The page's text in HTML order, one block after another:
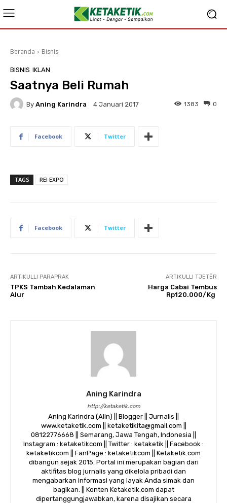
Beranda Bisnis
BISNIS IKLAN
Saatnya Beli Rumah
By Aning Karindra 4 Januari 2017 0
1383
Facebook Twitter
TAGS REI EXPO
Facebook Twitter
ARTIKULLI PARAPRAK
TPKS Tambah Kedalaman
Alur
ARTIKULLI TJETËR
Harga Cabai Tembus
Rp120.000/Kg
Aning Karindra
http://ketaketik.com
Aning Karindra (Alin) || Blogger || Jurnalis ||
www.ketaketik.com || ketaketikita@gmail.com ||
08122776668 || Semarang, Jawa Tengah, Indonesia ||
Instagram : ketaketikcom || Twitter : ketaketik || Facebook :
ketaketikcom || FanPage : ketaketikcom || Ketaketik.com
dibangun sejak 2015. Portal ini merupakan bagian dari
aktifitas blog jurnalis yang dikelola pribadi dan
mengabarkan informasi yang layak Anda simak dan
bagikan. || Konten Ketaketik.com dapat
dipertanggungjawabkan, karena disajikan secara